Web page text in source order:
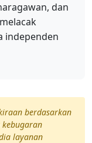
dan
independen
berdasarkan
layanan